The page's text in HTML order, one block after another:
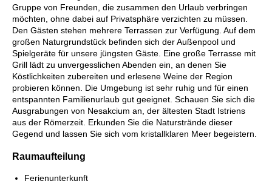
Gruppe von Freunden, die zusammen den Urlaub verbringen
möchten, ohne dabei auf Privatsphäre verzichten zu müssen.
Den Gästen stehen mehrere Terrassen zur Verfügung. Auf dem
großen Naturgrundstück befinden sich der Außenpool und
Spielgeräte für unsere jüngsten Gäste. Eine große Terrasse mit
Grill lädt zu unvergesslichen Abenden ein, an denen Sie
Köstlichkeiten zubereiten und erlesene Weine der Region
probieren können. Die Umgebung ist sehr ruhig und für einen
entspannten Familienurlaub gut geeignet. Schauen Sie sich die
Ausgrabungen von Nesakcium an, der ältesten Stadt Istriens
aus der Römerzeit. Erkunden Sie die Naturstrände dieser
Gegend und lassen Sie sich vom kristallklaren Meer begeistern.
Raumaufteilung
Ferienunterkunft